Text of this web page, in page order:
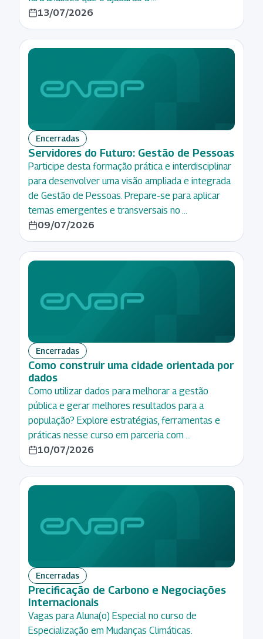
13/07/2026
Encerradas
Servidores do Futuro: Gestão de Pessoas
Participe desta formação prática e interdisciplinar
para desenvolver uma visão ampliada e integrada
de Gestão de Pessoas. Prepare-se para aplicar
temas emergentes e transversais no …
09/07/2026
Encerradas
Como construir uma cidade orientada por
dados
Como utilizar dados para melhorar a gestão
pública e gerar melhores resultados para a
população? Explore estratégias, ferramentas e
práticas nesse curso em parceria com …
10/07/2026
Encerradas
Precificação de Carbono e Negociações
Internacionais
Vagas para Aluna(o) Especial no curso de
Especialização em Mudanças Climáticas.